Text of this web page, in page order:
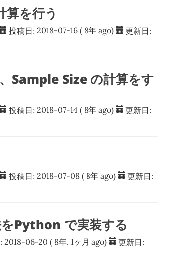
を行う
投稿日: 2018-07-16( 8年 ago) 更新日:
Sample Size の計算をす
投稿日: 2018-07-14( 8年 ago) 更新日:
投稿日: 2018-07-08( 8年 ago) 更新日:
Python で実装する
2018-06-20 ( 8年, 1ヶ月 ago) 更新日: